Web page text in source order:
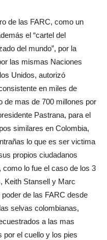
de las FARC, como un
el “cartel del
del mundo”, por la
las mismas Naciones
Unidos, autorizó
en miles de
de mas de 700 millones por
Pastrana, para el
similares en Colombia,
lo que es ser victima
propios ciudadanos
lo fue el caso de los 3
Keith Stansell y Marc
de las FARC desde
selvas colombianas,
a las mas
por el cuello y los pies